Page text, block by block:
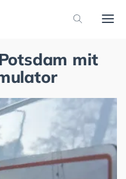
mit